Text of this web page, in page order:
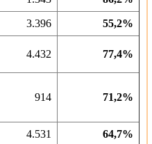
3.396 55,2%
4.432 77,4%
914 71,2%
4.531 64,7%